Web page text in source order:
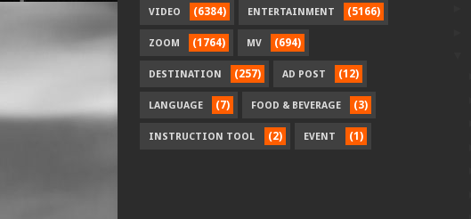
VIDEO (6384) ENTERTAINMENT (5166)
ZOOM (1764) MV (694)
DESTINATION (257) AD POST (12)
LANGUAGE (7) FOOD & BEVERAGE (3)
INSTRUCTION TOOL (2) EVENT (1)